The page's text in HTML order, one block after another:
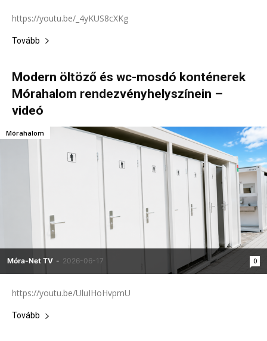
https://youtu.be/_4yKUS8cXKg
Tovább
Modern öltöző és wc-mosdó konténerek
Mórahalom rendezvényhelyszínein –
videó
Móra-Net TV - 2026-06-17 0
Mórahalom
https://youtu.be/UluIHoHvpmU
Tovább